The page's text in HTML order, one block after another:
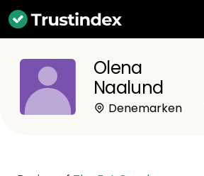
Olena
Naalund
Denemarken